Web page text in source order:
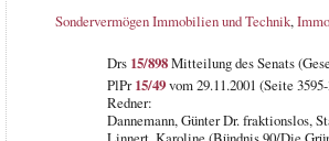
Sondervermögen Immobilien und Technik,
Drs 15/898Mitteilung des Senats
PlPr15/49vom 29.11.2001 (Seite
Redner:
Dannemann, Günter Dr. fraktionslos,